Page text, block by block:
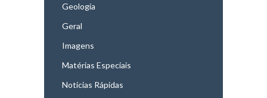
Geologia
Geral
Imagens
Matérias Especiais
Notícias Rápidas